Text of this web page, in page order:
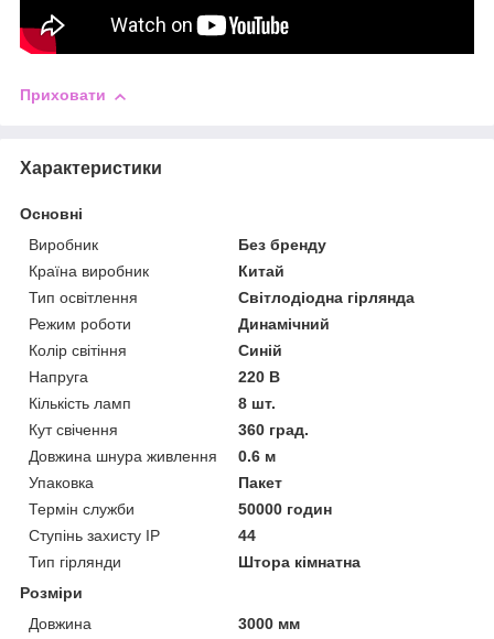
Приховати
Характеристики
Основні
Виробник
Без бренду
Країна виробник
Китай
Тип освітлення
Світлодіодна гірлянда
Режим роботи
Динамічний
Колір світіння
Синій
Напруга
220 В
Кількість ламп
8 шт.
Кут свічення
360 град.
Довжина шнура живлення
0.6 м
Упаковка
Пакет
Термін служби
50000 годин
Ступінь захисту IP
44
Тип гірлянди
Штора кімнатна
Розміри
Довжина
3000 мм